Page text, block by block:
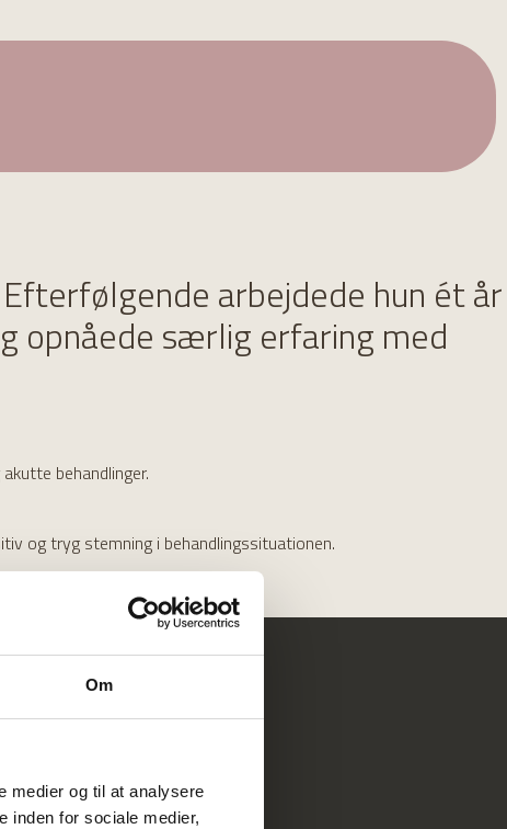
Om
medier og til at analysere
inden for sociale medier,
arbejdede hun ét år
opnåede særlig erfaring med
behandlinger.
og tryg stemning i behandlingssituationen.
en fast del af tandlægeteamet.